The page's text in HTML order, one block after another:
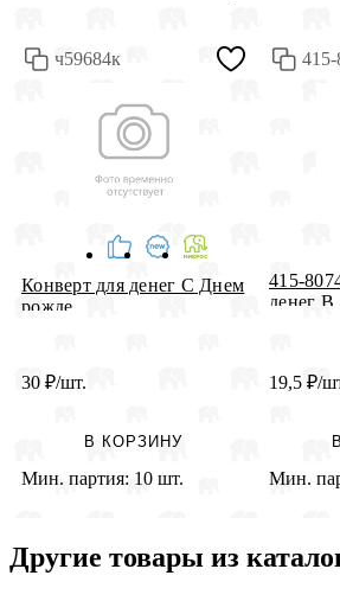
ч59684к
Конверт для денег С Днем
рожде...
30 ₽/шт.
В КОРЗИНУ
Мин. партия: 10 шт.
415-
денег В...
19,5 ₽/
Мин.
Другие товары из